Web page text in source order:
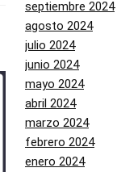
septiembre 2024
agosto 2024
julio 2024
junio 2024
mayo 2024
abril 2024
marzo 2024
febrero 2024
enero 2024